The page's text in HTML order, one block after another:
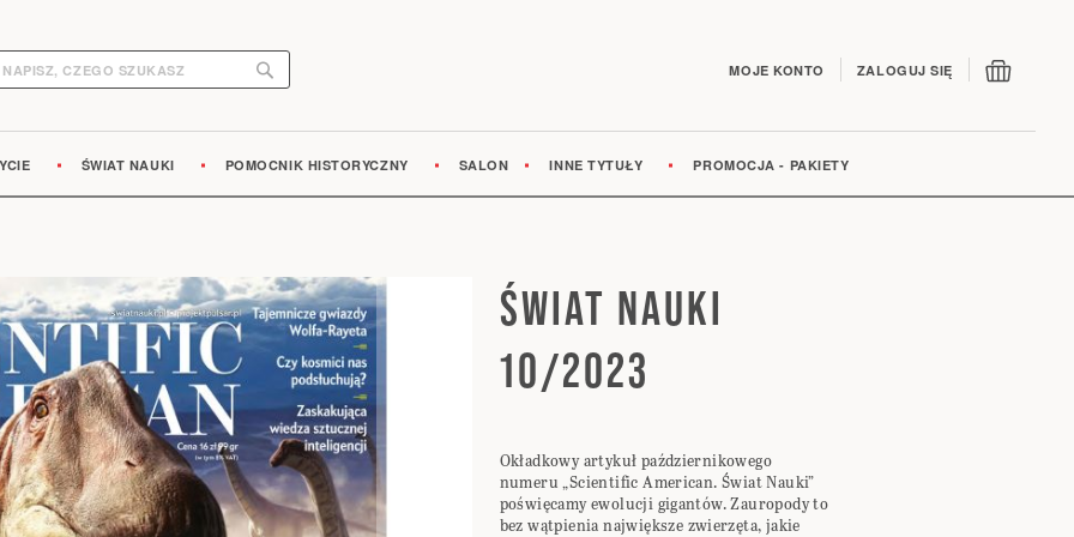
Search
MOJE KONTO ZALOGUJ SIĘ Mój
ŚWIAT NAUKI POMOCNIK HISTORYCZNY SALON INNE TYTUŁY PROMOCJA - PAKIETY
ŚWIAT NAUKI
10/2023
Okładkowy artykuł październikowego
numeru „Scientific American. Świat Nauki”
poświęcamy ewolucji gigantów. Zauropody to
bez wątpienia największe zwierzęta, jakie